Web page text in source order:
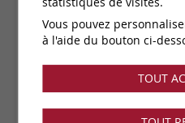
Couleurs:
3 disponibles
Fabricant: Omexco
Collection disponible dans
Vous pouvez
à l'aide du bouton ci-
TOUT